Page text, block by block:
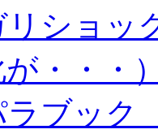
リショッ
・・・）
ラブッ